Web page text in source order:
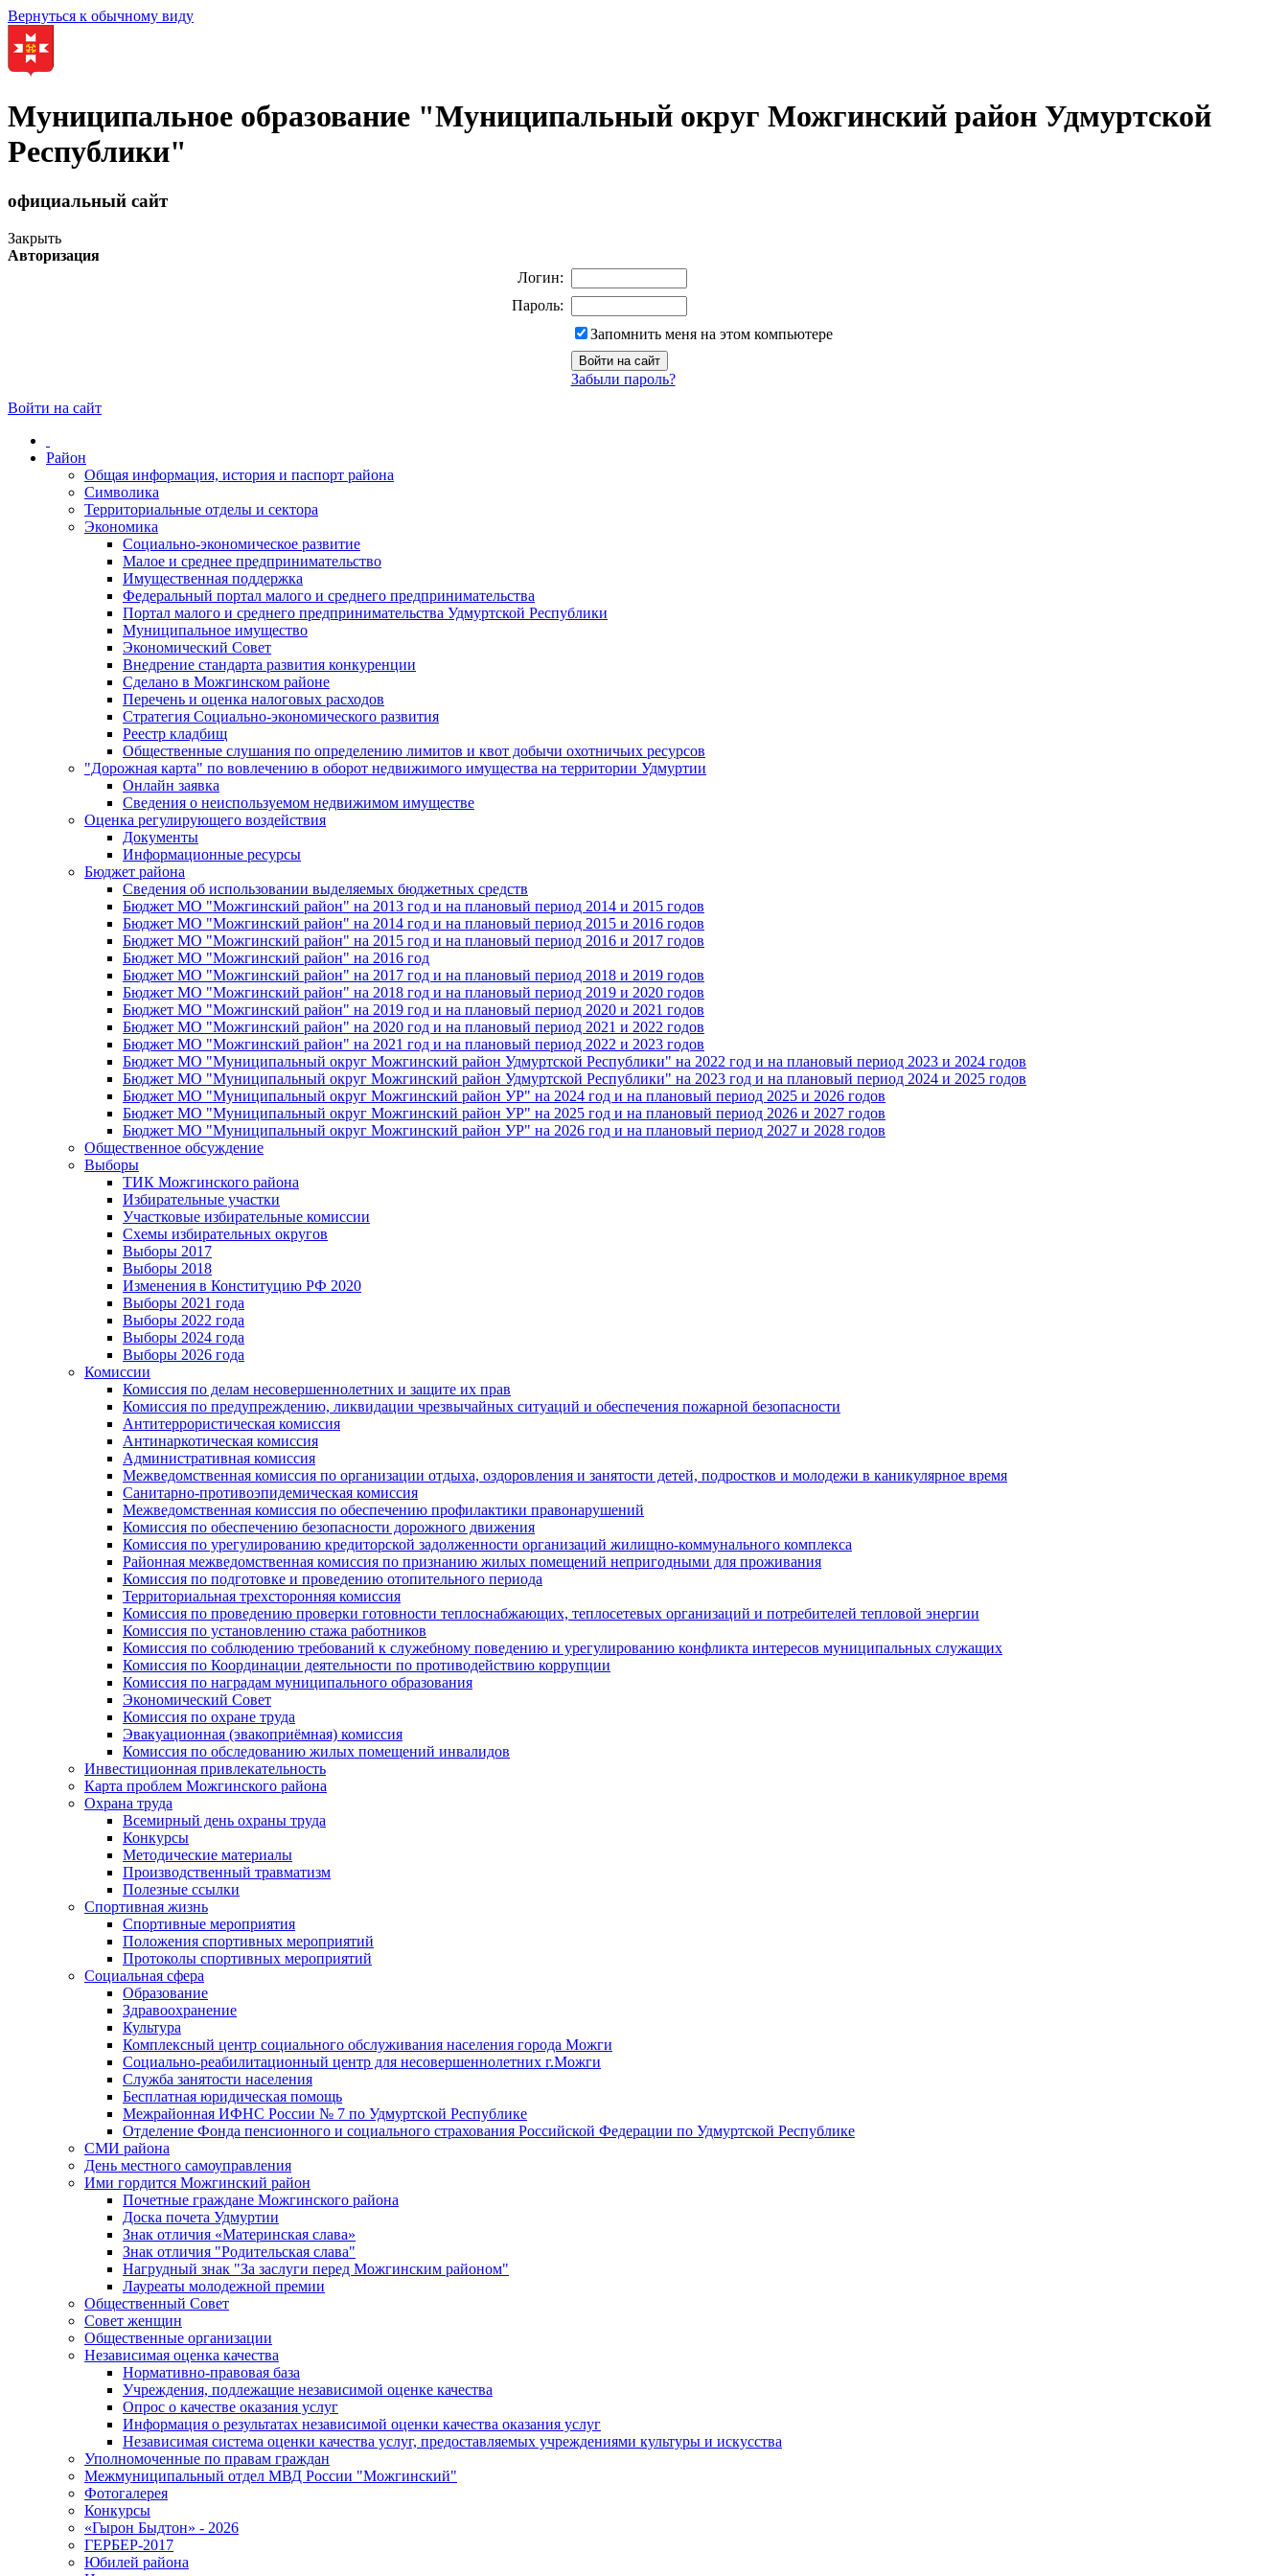
Вернуться к обычному виду
Муниципальное образование "Муниципальный округ Можгинский район Удмуртской
Республики"
официальный сайт
Закрыть
Авторизация
Логин:
Пароль:
Запомнить меня на этом компьютере
Забыли пароль?
Войти на сайт
Район
Общая информация, история и паспорт района
Символика
Территориальные отделы и сектора
Экономика
Социально-экономическое развитие
Малое и среднее предпринимательство
Имущественная поддержка
Федеральный портал малого и среднего предпринимательства
Портал малого и среднего предпринимательства Удмуртской Республики
Муниципальное имущество
Экономический Совет
Внедрение стандарта развития конкуренции
Сделано в Можгинском районе
Перечень и оценка налоговых расходов
Стратегия Социально-экономического развития
Реестр кладбищ
Общественные слушания по определению лимитов и квот добычи охотничьих ресурсов
"Дорожная карта" по вовлечению в оборот недвижимого имущества на территории Удмуртии
Онлайн заявка
Сведения о неиспользуемом недвижимом имуществе
Оценка регулирующего воздействия
Документы
Информационные ресурсы
Бюджет района
Сведения об использовании выделяемых бюджетных средств
Бюджет МО "Можгинский район" на 2013 год и на плановый период 2014 и 2015 годов
Бюджет МО "Можгинский район" на 2014 год и на плановый период 2015 и 2016 годов
Бюджет МО "Можгинский район" на 2015 год и на плановый период 2016 и 2017 годов
Бюджет МО "Можгинский район" на 2016 год
Бюджет МО "Можгинский район" на 2017 год и на плановый период 2018 и 2019 годов
Бюджет МО "Можгинский район" на 2018 год и на плановый период 2019 и 2020 годов
Бюджет МО "Можгинский район" на 2019 год и на плановый период 2020 и 2021 годов
Бюджет МО "Можгинский район" на 2020 год и на плановый период 2021 и 2022 годов
Бюджет МО "Можгинский район" на 2021 год и на плановый период 2022 и 2023 годов
Бюджет МО "Муниципальный округ Можгинский район Удмуртской Республики" на 2022 год и на плановый период 2023 и 2024 годов
Бюджет МО "Муниципальный округ Можгинский район Удмуртской Республики" на 2023 год и на плановый период 2024 и 2025 годов
Бюджет МО "Муниципальный округ Можгинский район УР" на 2024 год и на плановый период 2025 и 2026 годов
Бюджет МО "Муниципальный округ Можгинский район УР" на 2025 год и на плановый период 2026 и 2027 годов
Бюджет МО "Муниципальный округ Можгинский район УР" на 2026 год и на плановый период 2027 и 2028 годов
Общественное обсуждение
Выборы
ТИК Можгинского района
Избирательные участки
Участковые избирательные комиссии
Схемы избирательных округов
Выборы 2017
Выборы 2018
Изменения в Конституцию РФ 2020
Выборы 2021 года
Выборы 2022 года
Выборы 2024 года
Выборы 2026 года
Комиссии
Комиссия по делам несовершеннолетних и защите их прав
Комиссия по предупреждению, ликвидации чрезвычайных ситуаций и обеспечения пожарной безопасности
Антитеррористическая комиссия
Антинаркотическая комиссия
Административная комиссия
Межведомственная комиссия по организации отдыха, оздоровления и занятости детей, подростков и молодежи в каникулярное время
Санитарно-противоэпидемическая комиссия
Межведомственная комиссия по обеспечению профилактики правонарушений
Комиссия по обеспечению безопасности дорожного движения
Комиссия по урегулированию кредиторской задолженности организаций жилищно-коммунального комплекса
Районная межведомственная комиссия по признанию жилых помещений непригодными для проживания
Комиссия по подготовке и проведению отопительного периода
Территориальная трехсторонняя комиссия
Комиссия по проведению проверки готовности теплоснабжающих, теплосетевых организаций и потребителей тепловой энергии
Комиссия по установлению стажа работников
Комиссия по соблюдению требований к служебному поведению и урегулированию конфликта интересов муниципальных служащих
Комиссия по Координации деятельности по противодействию коррупции
Комиссия по наградам муниципального образования
Экономический Совет
Комиссия по охране труда
Эвакуационная (эвакоприёмная) комиссия
Комиссия по обследованию жилых помещений инвалидов
Инвестиционная привлекательность
Карта проблем Можгинского района
Охрана труда
Всемирный день охраны труда
Конкурсы
Методические материалы
Производственный травматизм
Полезные ссылки
Спортивная жизнь
Спортивные мероприятия
Положения спортивных мероприятий
Протоколы спортивных мероприятий
Социальная сфера
Образование
Здравоохранение
Культура
Комплексный центр социального обслуживания населения города Можги
Социально-реабилитационный центр для несовершеннолетних г.Можги
Служба занятости населения
Бесплатная юридическая помощь
Межрайонная ИФНС России № 7 по Удмуртской Республике
Отделение Фонда пенсионного и социального страхования Российской Федерации по Удмуртской Республике
СМИ района
День местного самоуправления
Ими гордится Можгинский район
Почетные граждане Можгинского района
Доска почета Удмуртии
Знак отличия «Материнская слава»
Знак отличия "Родительская слава"
Нагрудный знак "За заслуги перед Можгинским районом"
Лауреаты молодежной премии
Общественный Совет
Совет женщин
Общественные организации
Независимая оценка качества
Нормативно-правовая база
Учреждения, подлежащие независимой оценке качества
Опрос о качестве оказания услуг
Информация о результатах независимой оценки качества оказания услуг
Независимая система оценки качества услуг, предоставляемых учреждениями культуры и искусства
Уполномоченные по правам граждан
Межмуниципальный отдел МВД России "Можгинский"
Фотогалерея
Конкурсы
«Гырон Быдтон» - 2026
ГЕРБЕР-2017
Юбилей района